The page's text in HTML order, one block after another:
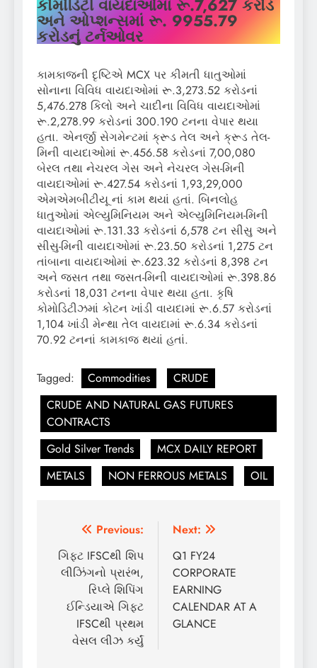
કોમોડિટી વાયદાઓમાં રૂ.7,627કરોડ
અને ઓપ્શન્સમાં રૂ. 9955.79
કરોડનું ટર્નઓવર
કામકાજની દૃષ્ટિએ MCX પર કીમતી ધાતુઓમાં
સોનાના વિવિધ વાયદાઓમાં રૂ.3,273.52 કરોડનાં
5,476.278 કિલો અને ચાદીના વિવિધ વાયદાઓમાં
રૂ.2,278.99 કરોડનાં 300.190 ટનના વેપાર થયા
હતા. એનર્જી સેગમેન્ટમાં ક્રૂડ તેલ અને ક્રૂડ તેલ-
મિની વાયદાઓમાં રૂ.456.58 કરોડનાં 7,00,080
બેરલ તથા નેચરલ ગેસ અને નેચરલ ગેસ-મિની
વાયદાઓમાં રૂ.427.54 કરોડનાં 1,93,29,000
એમએમબીટીયૂ નાં કામ થયાં હતાં. બિનલોહ
ધાતુઓમાં એલ્યુમિનિયમ અને એલ્યુમિનિયમ-મિની
વાયદાઓમાં રૂ.131.33 કરોડનાં 6,578 ટન સીસુ અને
સીસુ-મિની વાયદાઓમાં રૂ.23.50 કરોડનાં 1,275 ટન
તાંબાના વાયદાઓમાં રૂ.623.32 કરોડનાં 8,398 ટન
અને જસત તથા જસત-મિની વાયદાઓમાં રૂ.398.86
કરોડનાં 18,031 ટનના વેપાર થયા હતા. કૃષિ
કોમોડિટીઝમાં કોટન ખાંડી વાયદામાં રૂ.6.57 કરોડનાં
1,104 ખાંડી મેન્થા તેલ વાયદામાં રૂ.6.34 કરોડનાં
70.92 ટનનાં કામકાજ થયાં હતાં.
Tagged: Commodities
CRUDE
CRUDE AND NATURAL GAS FUTURES
CONTRACTS
Gold Silver Trends
MCX DAILY REPORT
METALS
NON FERROUS METALS OIL
Post
navigation
Previous:
ગિફ્ટ IFSCથી શિપ
લીઝિંગનો પ્રારંભ,
રિપ્લે શિપિંગ
ઈન્ડિયાએ ગિફ્ટ
IFSCથી પ્રથમ
વેસલ લીઝ કર્યું
Next:
Q1 FY24
CORPORATE
EARNING
CALENDAR AT A
GLANCE